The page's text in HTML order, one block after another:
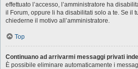
effettuato l’accesso, l’amministratore ha
il Forum, oppure li ha disabilitati solo a te. Se il
chiederne il motivo all’amministratore.
Top
Continuano ad arrivarmi messaggi privati
È possibile eliminare automaticamente i